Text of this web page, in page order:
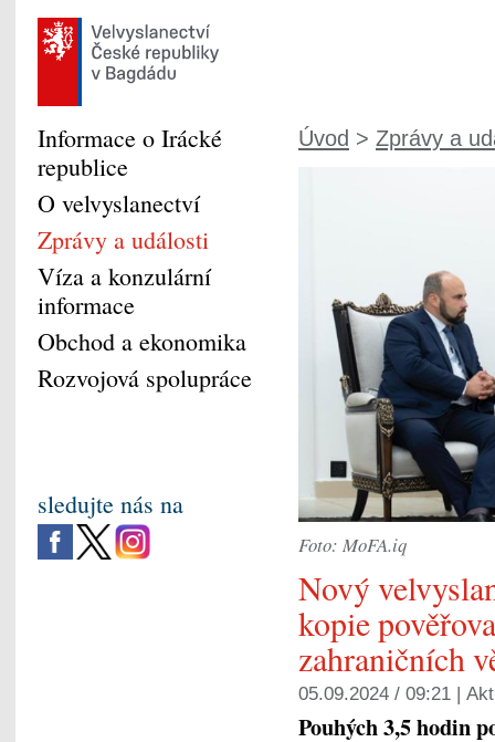
Úvod > Zprávy a
Foto: MoFA.iq
Nový
kopie
zahraničních
05.09.2024 / 09:21 |
Pouhých 3,5 hodin
Informace o Irácké
republice
O velvyslanectví
Zprávy a události
Víza a konzulární
informace
Obchod a ekonomika
Rozvojová spolupráce
sledujte nás na